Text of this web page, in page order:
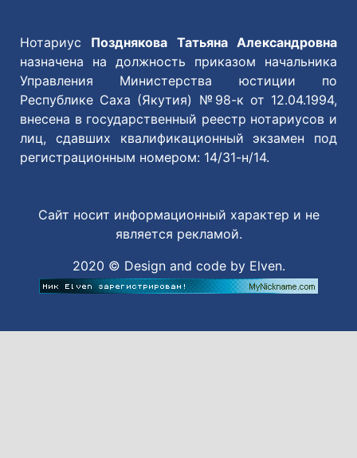
Нотариус Позднякова Татьяна Александровна
назначена на должность приказом начальника
Управления Министерства юстиции по
Республике Саха (Якутия) №98-к от 12.04.1994,
внесена в государственный реестр нотариусов и
лиц, сдавших квалификационный экзамен под
регистрационным номером: 14/31-н/14.
Сайт носит информационный характер и не
является рекламой.
2020 © Design and code by Elven.